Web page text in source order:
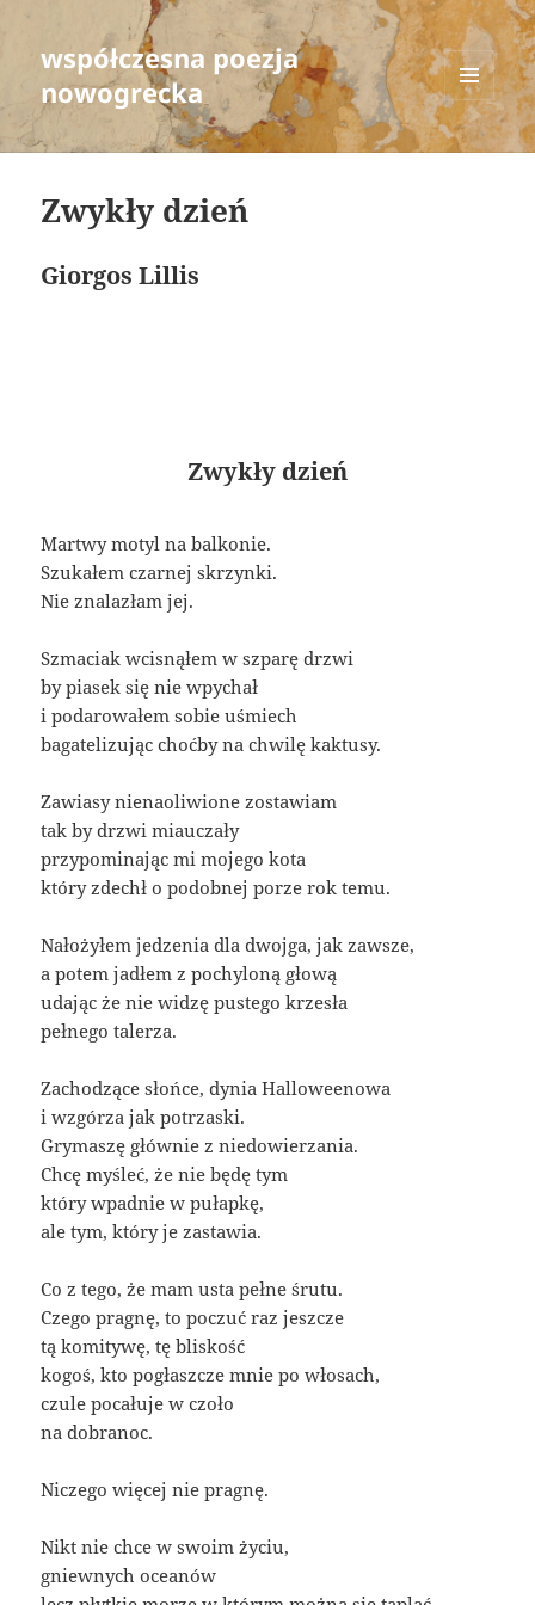
współczesna poezja
nowogrecka
MENU
AND
WIDGETS
Zwykły dzień
Giorgos Lillis
Zwykły dzień
Martwy motyl na balkonie.
Szukałem czarnej skrzynki.
Nie znalazłam jej.
Szmaciak wcisnąłem w szparę drzwi
by piasek się nie wpychał
i podarowałem sobie uśmiech
bagatelizując choćby na chwilę kaktusy.
Zawiasy nienaoliwione zostawiam
tak by drzwi miauczały
przypominając mi mojego kota
który zdechł o podobnej porze rok temu.
Nałożyłem jedzenia dla dwojga, jak zawsze,
a potem jadłem z pochyloną głową
udając że nie widzę pustego krzesła
pełnego talerza.
Zachodzące słońce, dynia Halloweenowa
i wzgórza jak potrzaski.
Grymaszę głównie z niedowierzania.
Chcę myśleć, że nie będę tym
który wpadnie w pułapkę,
ale tym, który je zastawia.
Co z tego, że mam usta pełne śrutu.
Czego pragnę, to poczuć raz jeszcze
tą komitywę, tę bliskość
kogoś, kto pogłaszcze mnie po włosach,
czule pocałuje w czoło
na dobranoc.
Niczego więcej nie pragnę.
Nikt nie chce w swoim życiu,
gniewnych oceanów